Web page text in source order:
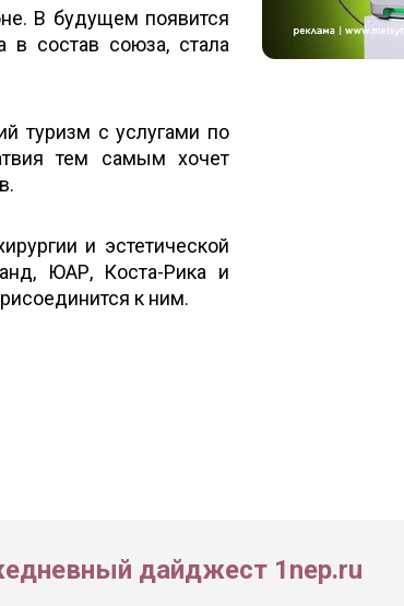
В будущем появится
в состав союза, стала
туризм с услугами по
тем самым хочет
и эстетической
ЮАР, Коста-Рика и
к ним.
дайджест 1nep.ru